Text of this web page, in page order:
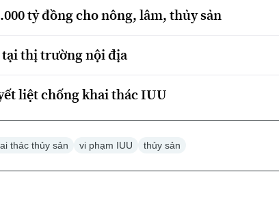
tỷ đồng cho nông, lâm, thủy sản
thị trường nội địa
liệt chống khai thác IUU
thác thủy sản vi phạm IUU thủy sản